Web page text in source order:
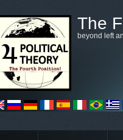
The
beyond left